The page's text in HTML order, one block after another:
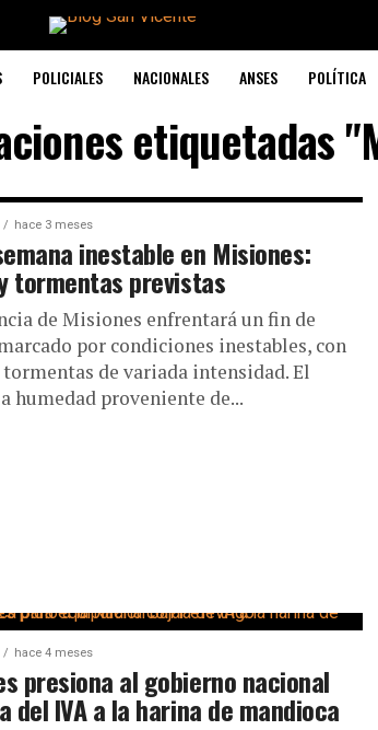
POLICIALES NACIONALES ANSES POLÍTICA
etiquetadas
hace 3 meses
inestable en Misiones:
tormentas previstas
de Misiones enfrentará un fin de
por condiciones inestables, con
de variada intensidad. El
humedad proveniente de...
hace 4 meses
presiona al gobierno nacional
del IVA a la harina de mandioca